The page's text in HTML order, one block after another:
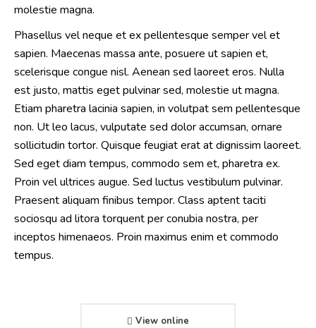
molestie magna.
Phasellus vel neque et ex pellentesque semper vel et
sapien. Maecenas massa ante, posuere ut sapien et,
scelerisque congue nisl. Aenean sed laoreet eros. Nulla
est justo, mattis eget pulvinar sed, molestie ut magna.
Etiam pharetra lacinia sapien, in volutpat sem pellentesque
non. Ut leo lacus, vulputate sed dolor accumsan, ornare
sollicitudin tortor. Quisque feugiat erat at dignissim laoreet.
Sed eget diam tempus, commodo sem et, pharetra ex.
Proin vel ultrices augue. Sed luctus vestibulum pulvinar.
Praesent aliquam finibus tempor. Class aptent taciti
sociosqu ad litora torquent per conubia nostra, per
inceptos himenaeos. Proin maximus enim et commodo
tempus.
View online